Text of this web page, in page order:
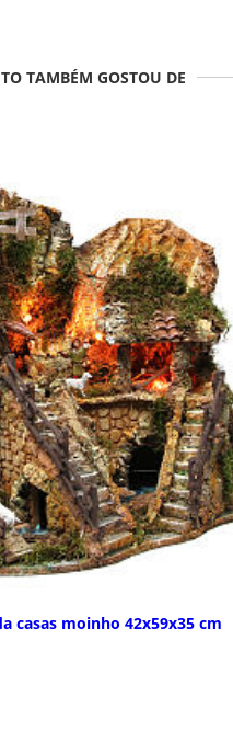
TAMBÉM GOSTOU DE
casas moinho 42x59x35 cm